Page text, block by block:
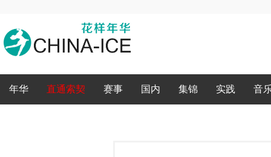
年华 直通索契 赛事 国内 集锦 实践 音